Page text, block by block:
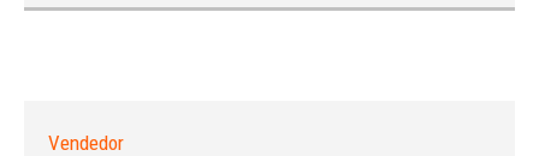
Vendedor